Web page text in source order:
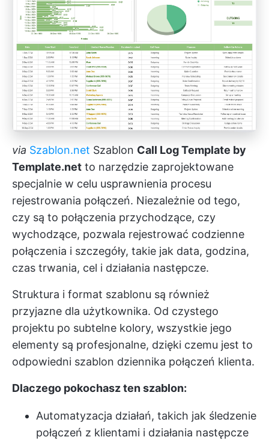
via Szablon.net Szablon Call Log Template by
Template.net to narzędzie zaprojektowane
specjalnie w celu usprawnienia procesu
rejestrowania połączeń. Niezależnie od tego,
czy są to połączenia przychodzące, czy
wychodzące, pozwala rejestrować codzienne
połączenia i szczegóły, takie jak data, godzina,
czas trwania, cel i działania następcze.
Struktura i format szablonu są również
przyjazne dla użytkownika. Od czystego
projektu po subtelne kolory, wszystkie jego
elementy są profesjonalne, dzięki czemu jest to
odpowiedni szablon dziennika połączeń klienta.
Dlaczego pokochasz ten szablon:
Automatyzacja działań, takich jak śledzenie
połączeń z klientami i działania następcze